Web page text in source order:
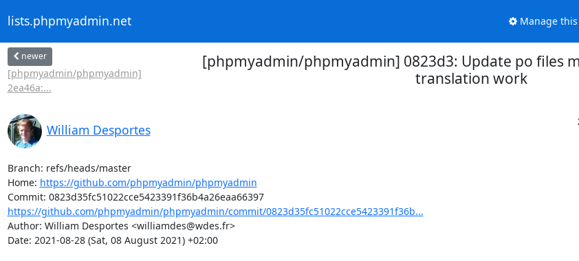
lists.phpmyadmin.net Manage
newer
[phpmyadmin/phpmyadmin]
2ea46a:...
[phpmyadmin/phpmyadmin] 0823d3: Update po files
translation work
William Desportes
Branch: refs/heads/master
Home: https://github.com/phpmyadmin/phpmyadmin
Commit: 0823d35fc51022cce5423391f36b4a26eaa66397
https://github.com/phpmyadmin/phpmyadmin/commit/0823d35fc51022cce5423391f36b...
Author: William Desportes <williamdes@wdes.fr>
Date: 2021-08-28 (Sat, 08 August 2021) +02:00